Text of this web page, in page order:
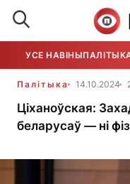
УСЕ НАВІНЫ
Палітыка 14.10.2024
Ціханоўская:
беларусаў — ні